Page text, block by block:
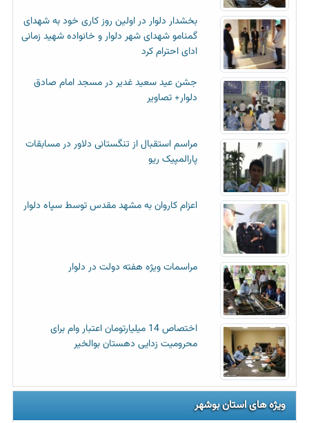
بخشدار دلوار در اولین روز کاری خود به شهدای
گمنامو شهدای شهر دلوار و خانواده شهید زمانی
ادای احترام کرد
جشن عید سعید غدیر در مسجد امام صادق
دلوار+ تصاویر
مراسم استقبال از تنگستانی دلاور در مسابقات
پارالمپیک ریو
اعزام کاروان به مشهد مقدس توسط سپاه دلوار
مراسمات ویژه هفته دولت در دلوار
اختصاص 14 میلیارتومان اعتبار وام برای
محرومیت زدایی دهستان بوالخیر
ویژه های استان بوشهر